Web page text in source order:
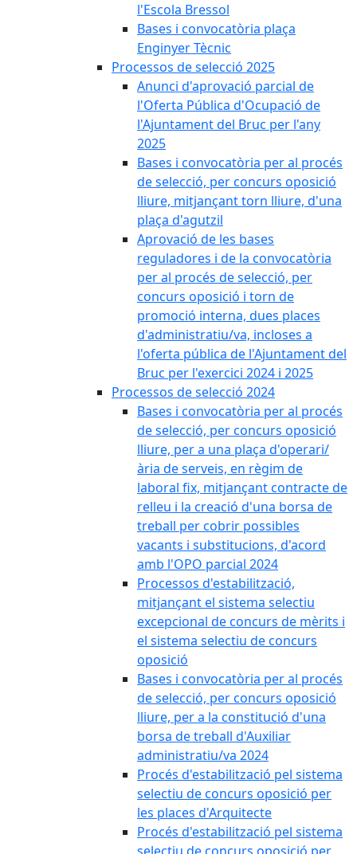
l'Escola Bressol
Bases i convocatòria plaça
Enginyer Tècnic
Processos de selecció 2025
Anunci d'aprovació parcial de
l'Oferta Pública d'Ocupació de
l'Ajuntament del Bruc per l'any
2025
Bases i convocatòria per al procés
de selecció, per concurs oposició
lliure, mitjançant torn lliure, d'una
plaça d'agutzil
Aprovació de les bases
reguladores i de la convocatòria
per al procés de selecció, per
concurs oposició i torn de
promoció interna, dues places
d'administratiu/va, incloses a
l'oferta pública de l'Ajuntament del
Bruc per l'exercici 2024 i 2025
Processos de selecció 2024
Bases i convocatòria per al procés
de selecció, per concurs oposició
lliure, per a una plaça d'operari/
ària de serveis, en règim de
laboral fix, mitjançant contracte de
relleu i la creació d'una borsa de
treball per cobrir possibles
vacants i substitucions, d'acord
amb l'OPO parcial 2024
Processos d'estabilització,
mitjançant el sistema selectiu
excepcional de concurs de mèrits i
el sistema selectiu de concurs
oposició
Bases i convocatòria per al procés
de selecció, per concurs oposició
lliure, per a la constitució d'una
borsa de treball d'Auxiliar
administratiu/va 2024
Procés d'estabilització pel sistema
selectiu de concurs oposició per
les places d'Arquitecte
Procés d'estabilització pel sistema